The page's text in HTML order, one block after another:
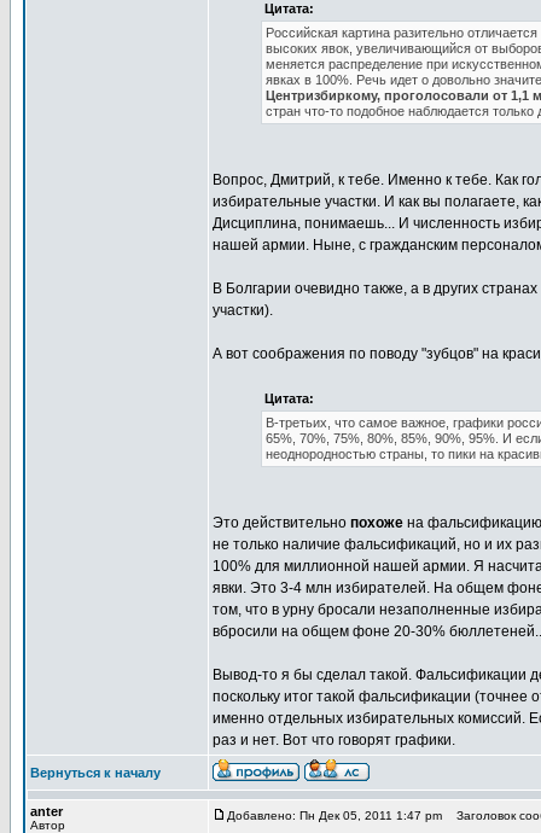
Цитата:
Российская картина разительно
высоких явок, увеличивающийся от
меняется распределение при
явках в 100%. Речь идет о довольно
Центризбиркому, проголосовали от 1,1
стран что-то подобное наблюдается
Вопрос, Дмитрий, к тебе. Именно к тебе. Как
избирательные участки. И как вы полагаете,
Дисциплина, понимаешь... И численность
нашей армии. Ныне, с гражданским
В Болгарии очевидно также, а в других
участки).
А вот соображения по поводу "зубцов" на
Цитата:
В-третьих, что самое важное, графики
65%, 70%, 75%, 80%, 85%, 90%, 95%. И
неоднородностью страны, то пики на
Это действительно похоже на
не только наличие фальсификаций, но и их
100% для миллионной нашей армии. Я
явки. Это 3-4 млн избирателей. На общем
том, что в урну бросали незаполненные
вбросили на общем фоне 20-30%
Вывод-то я бы сделал такой. Фальсификации
поскольку итог такой фальсификации (точнее
именно отдельных избирательных
раз и нет. Вот что говорят графики.
Вернуться к началу
anter
Автор
Добавлено: Пн Дек 05, 2011 1:47 pm Заголовок